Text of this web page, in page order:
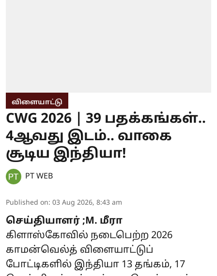
விளையாட்டு
CWG 2026 | 39 பதக்கங்கள்..
4ஆவது இடம்.. வாகை
சூடிய இந்தியா!
PT WEB
Published on: 03 Aug 2026, 8:43 am
செய்தியாளர் ;M. மீரா
கிளாஸ்கோவில் நடைபெற்ற 2026
காமன்வெல்த் விளையாட்டுப்
போட்டிகளில் இந்தியா 13 தங்கம், 17